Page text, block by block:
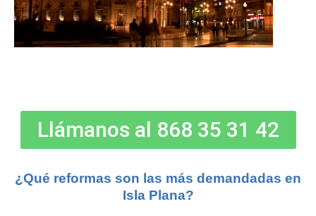
Llámanos al 868 35 31 42
¿Qué reformas son las más demandadas en
Isla Plana?